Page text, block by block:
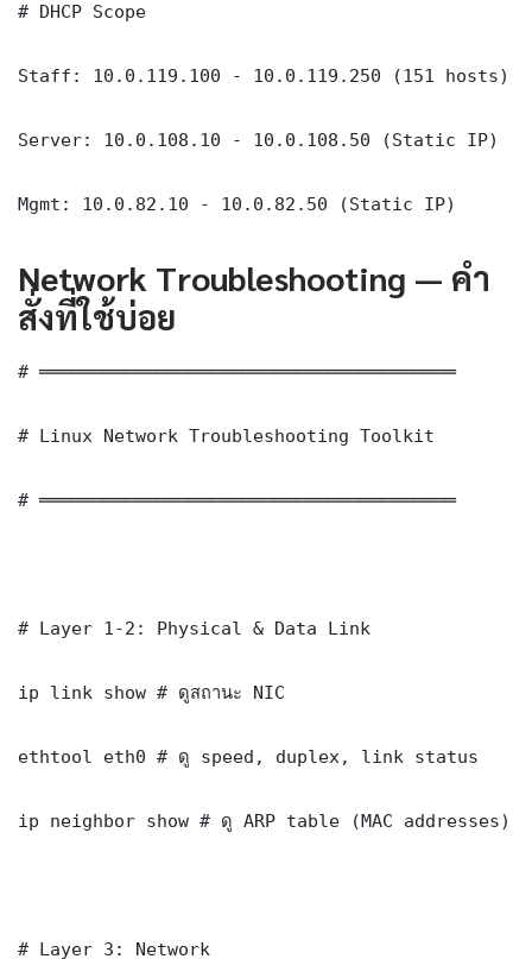
# DHCP Scope
Staff: 10.0.119.100 - 10.0.119.250 (151 hosts)
Server: 10.0.108.10 - 10.0.108.50 (Static IP)
Mgmt: 10.0.82.10 - 10.0.82.50 (Static IP)
Network Troubleshooting — คำ
สั่งที่ใช้บ่อย
# ═══════════════════════════════════════
# Linux Network Troubleshooting Toolkit
# ═══════════════════════════════════════
# Layer 1-2: Physical & Data Link
ip link show # ดูสถานะ NIC
ethtool eth0 # ดู speed, duplex, link status
ip neighbor show # ดู ARP table (MAC addresses)
# Layer 3: Network